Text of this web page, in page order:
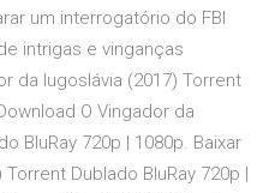
um interrogatório do FBI
intrigas e vinganças
da Iugoslávia (2017) Torrent
O Vingador da
BluRay 720p | 1080p. Baixar
Dublado BluRay 720p |